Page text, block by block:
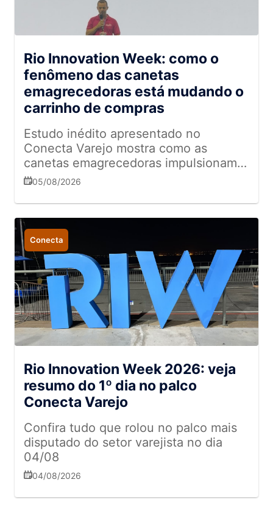
Rio Innovation Week: como o
fenômeno das canetas
emagrecedoras está mudando o
carrinho de compras
Estudo inédito apresentado no
Conecta Varejo mostra como as
canetas emagrecedoras impulsionam
novas categorias, reduzem o consumo
oportunidades para os supermercados
05/08/2026
Conecta
Rio Innovation Week 2026: veja
resumo do 1º dia no palco
Conecta Varejo
Confira tudo que rolou no palco mais
disputado do setor varejista no dia
04/08
04/08/2026